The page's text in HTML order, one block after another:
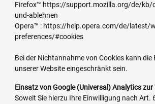
Firefox™ https://support.mozilla.org/de/kb/
und-ablehnen
Opera™ : https://help.opera.com/de/latest/
preferences/#cookies
Bei der Nichtannahme von Cookies kann
unserer Website eingeschränkt sein.
Einsatz von Google (Universal) Analytics zur
Soweit Sie hierzu Ihre Einwilligung nach Art.